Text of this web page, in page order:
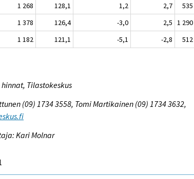
1 268 128,1 1,2 2,7
535
1 378 126,4 -3,0 2,5 1 290
1 182 121,1 -5,1 -2,8 512
Tilastokeskus
(09) 1734 3558, Tomi Martikainen (09) 1734 3632,
Kari Molnar